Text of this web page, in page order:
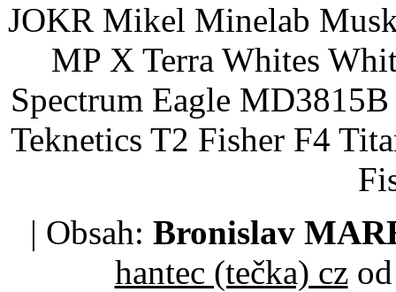
JOKR Mikel Minelab
MP X Terra Whites
Spectrum Eagle
Teknetics T2 Fisher F4
| Obsah: Bronislav
hantec (tečka) czod